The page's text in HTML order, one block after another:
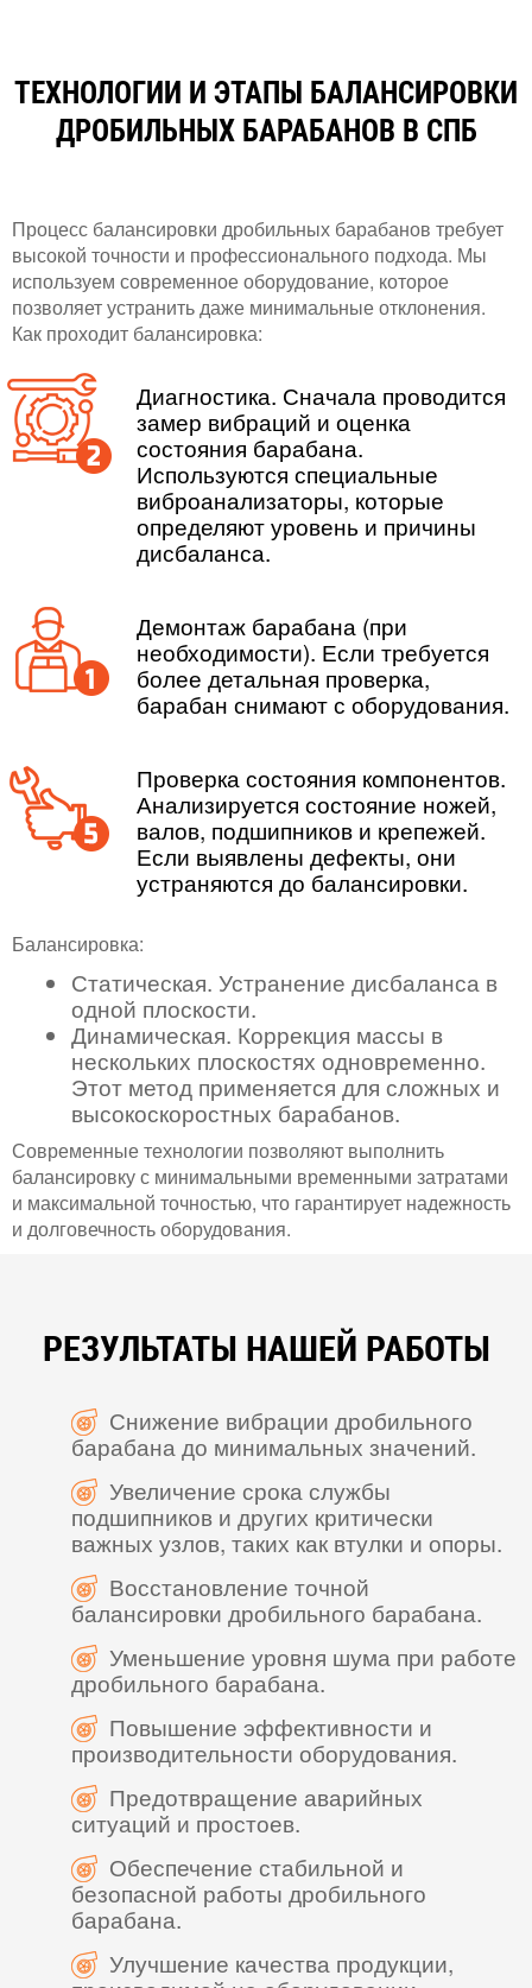
ТЕХНОЛОГИИ И ЭТАПЫ БАЛАНСИРОВКИ
ДРОБИЛЬНЫХ БАРАБАНОВ В СПБ
Процесс балансировки дробильных барабанов требует
высокой точности и профессионального подхода. Мы
используем современное оборудование, которое
позволяет устранить даже минимальные отклонения.
Как проходит балансировка:
Диагностика. Сначала проводится
замер вибраций и оценка
состояния барабана.
Используются специальные
виброанализаторы, которые
определяют уровень и причины
дисбаланса.
Демонтаж барабана (при
необходимости). Если требуется
более детальная проверка,
барабан снимают с оборудования.
Проверка состояния компонентов.
Анализируется состояние ножей,
валов, подшипников и крепежей.
Если выявлены дефекты, они
устраняются до балансировки.
Балансировка:
Статическая. Устранение дисбаланса в
одной плоскости.
Динамическая. Коррекция массы в
нескольких плоскостях одновременно.
Этот метод применяется для сложных и
высокоскоростных барабанов.
Современные технологии позволяют выполнить
балансировку с минимальными временными затратами
и максимальной точностью, что гарантирует надежность
и долговечность оборудования.
РЕЗУЛЬТАТЫ НАШЕЙ РАБОТЫ
Снижение вибрации дробильного
барабана до минимальных значений.
Увеличение срока службы
подшипников и других критически
важных узлов, таких как втулки и опоры.
Восстановление точной
балансировки дробильного барабана.
Уменьшение уровня шума при работе
дробильного барабана.
Повышение эффективности и
производительности оборудования.
Предотвращение аварийных
ситуаций и простоев.
Обеспечение стабильной и
безопасной работы дробильного
барабана.
Улучшение качества продукции,